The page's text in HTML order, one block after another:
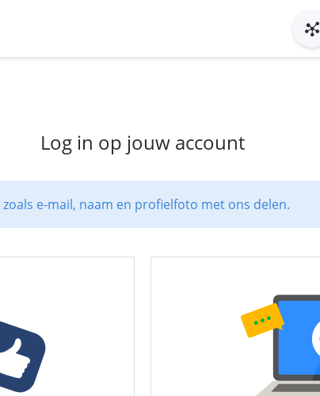
Log in op jouw account
e-mail, naam en profielfoto met ons delen.